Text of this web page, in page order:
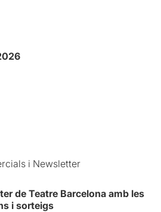
i Newsletter
de Teatre Barcelona amb les
i sorteigs